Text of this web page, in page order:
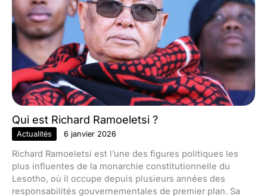
Qui est Richard Ramoeletsi ?
Actualités 6 janvier 2026
Richard Ramoeletsi est l’une des figures politiques les
plus influentes de la monarchie constitutionnelle du
Lesotho, où il occupe depuis plusieurs années des
responsabilités gouvernementales de premier plan. Sa